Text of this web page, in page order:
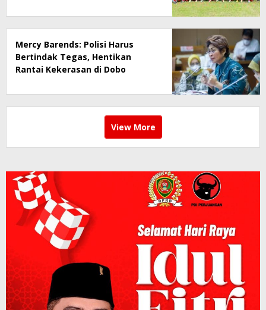
Mercy Barends: Polisi Harus
Bertindak Tegas, Hentikan
Rantai Kekerasan di Dobo
View More